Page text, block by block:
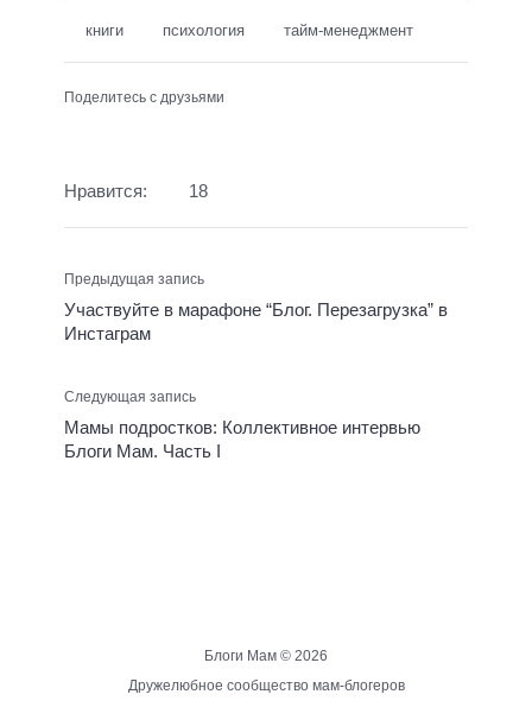
книги психология тайм-менеджмент
Поделитесь с друзьями
Нравится: 18
Предыдущая запись
Участвуйте в марафоне “Блог. Перезагрузка” в
Инстаграм
Следующая запись
Мамы подростков: Коллективное интервью
Блоги Мам. Часть I
Блоги Мам © 2026
Дружелюбное сообщество мам-блогеров